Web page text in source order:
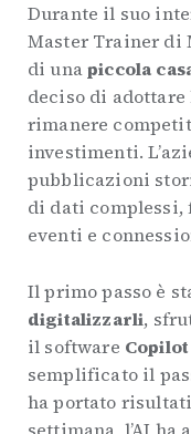
Durante il suo
Master Trainer di
di unapiccola
deciso di adottare
rimanere
investimenti.
pubblicazioni
di dati
eventi e
Il primo passo è
digitalizzarli,
il software
semplificato il
ha portato